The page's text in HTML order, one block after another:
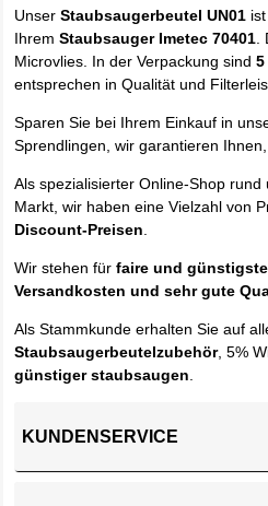
UnserStaubsaugerbeutel UN01
IhremStaubsauger Imetec 70401
Microvlies. In der Verpackung sind
entsprechen in Qualität und
Sparen Sie bei Ihrem Einkauf in
Sprendlingen, wir garantieren
Als spezialisierter Online-Shop
Markt, wir haben eine Vielzahl von
Discount-Preisen
Wir stehen fürfaire und
Versandkosten und sehr gute
Als Stammkunde erhalten Sie auf
Staubsaugerbeutelzubehör, 5%
günstiger staubsaugen
KUNDENSERVICE